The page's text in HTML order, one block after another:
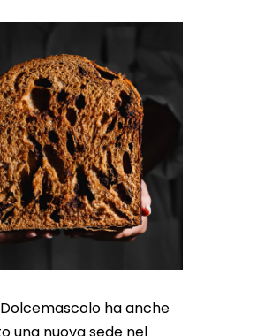
Dolcemascolo ha anche